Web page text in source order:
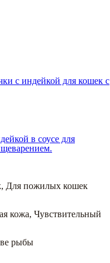
с индейкой для кошек с
в соусе для
, Для пожилых кошек
кожа, Чувствительный
рыбы